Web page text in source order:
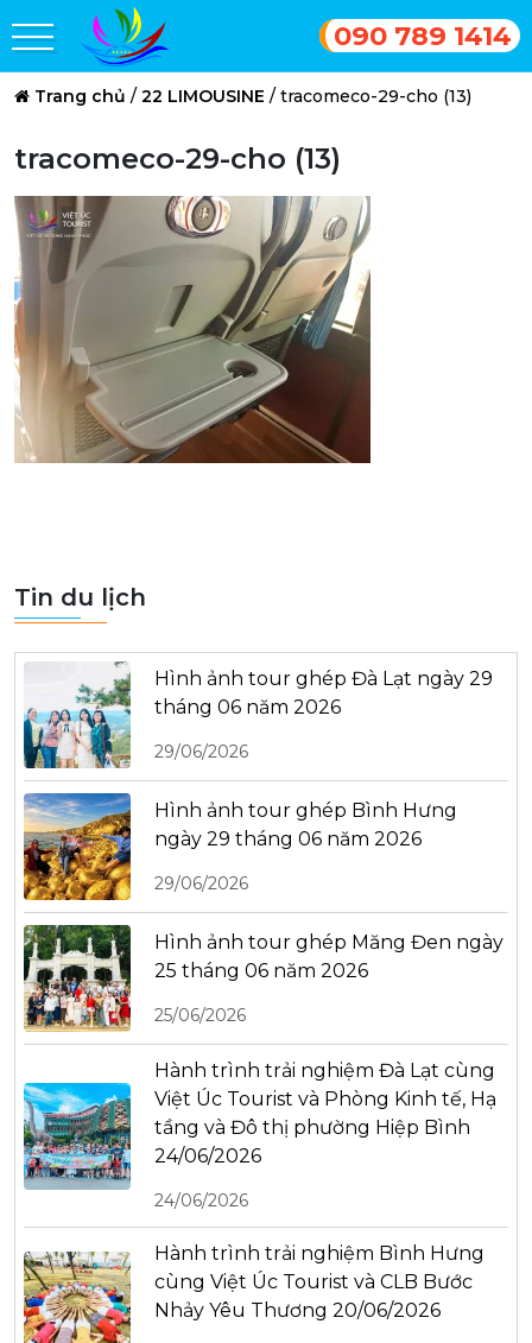
090 789 1414
Trang chủ / 22 LIMOUSINE / tracomeco-29-cho (13)
tracomeco-29-cho (13)
Tin du lịch
Hình ảnh tour ghép Đà Lạt ngày 29
tháng 06 năm 2026
29/06/2026
Hình ảnh tour ghép Bình Hưng
ngày 29 tháng 06 năm 2026
29/06/2026
Hình ảnh tour ghép Măng Đen ngày
25 tháng 06 năm 2026
25/06/2026
Hành trình trải nghiệm Đà Lạt cùng
Việt Úc Tourist và Phòng Kinh tế, Hạ
tầng và Đô thị phường Hiệp Bình
24/06/2026
24/06/2026
Hành trình trải nghiệm Bình Hưng
cùng Việt Úc Tourist và CLB Bước
Nhảy Yêu Thương 20/06/2026